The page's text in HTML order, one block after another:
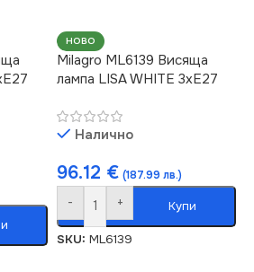
НОВО
Milagro ML6139 Висяща
лампа LISA WHITE 3xE27
Налично
96.12 € (187.99 лв.)
- + Купи
SKU: ML6139